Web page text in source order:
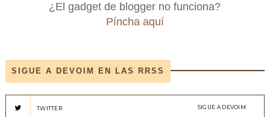
¿El gadget de blogger no funciona?
Píncha aquí
SIGUE A DEVOIM EN LAS RRSS
TWITTER SIGUE A DEVOIM